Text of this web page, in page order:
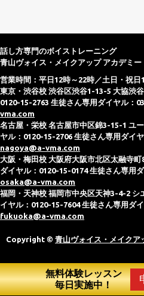
無料体験レッスン
毎日実施中！
話し方専門のボイストレーニング
青山ヴォイス・メイクアップ アカデミー
営業時間：平日12時～22時／土日・祝日
東京・渋谷校 渋谷区渋谷1-13-5 大協渋
0120-15-2763 生徒さん専用ダイヤル：
vma.com
名古屋・栄校 名古屋市中区錦3-15-1 ユ
ヤル：0120-15-2706 生徒さん専用ダイ
nagoya@a-vma.com
大阪・梅田校 大阪府大阪市北区太融寺
ダイヤル：0120-15-0174 生徒さん専用
osaka@a-vma.com
福岡・天神校 福岡市中央区天神3-4-2 シ
イヤル：0120-15-7604 生徒さん専用ダ
fukuoka@a-vma.com
Copyright © 青山ヴォイス・メイクア